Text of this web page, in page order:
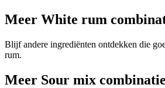
Meer White rum
Blijf andere ingrediënten ontdekken die
rum.
Meer Sour mix